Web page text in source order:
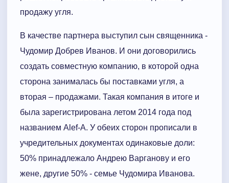
продажу угля.
В качестве партнера выступил сын священника -
Чудомир Добрев Иванов. И они договорились
создать совместную компанию, в которой одна
сторона занималась бы поставками угля, а
вторая – продажами. Такая компания в итоге и
была зарегистрирована летом 2014 года под
названием Alef-A. У обеих сторон прописали в
учредительных документах одинаковые доли:
50% принадлежало Андрею Варганову и его
жене, другие 50% - семье Чудомира Иванова.